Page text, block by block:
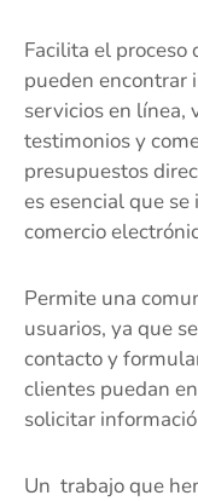
Facilita el proceso
pueden encontrar
servicios en línea,
testimonios y
presupuestos
es esencial que
comercio
Permite una
usuarios, ya que
contacto y
clientes puedan
solicitar
Un trabajo que